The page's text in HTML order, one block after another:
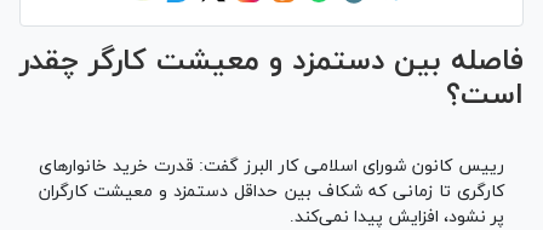
فاصله بین دستمزد و معیشت کارگر چقدر
است؟
رییس کانون شورای اسلامی کار البرز گفت: قدرت خرید خانوار‌های
کارگری تا زمانی که شکاف بین حداقل دستمزد و معیشت کارگران
پر نشود، افزایش پیدا نمی‌کند.